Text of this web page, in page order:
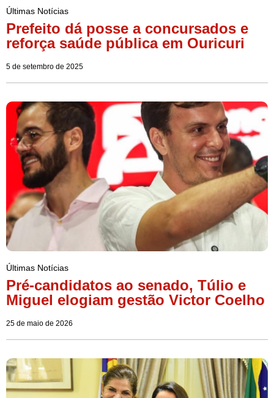
Últimas Notícias
Prefeito dá posse a concursados e
reforça saúde pública em Ouricuri
5 de setembro de 2025
Últimas Notícias
Pré-candidatos ao senado, Túlio e
Miguel elogiam gestão Victor Coelho
25 de maio de 2026